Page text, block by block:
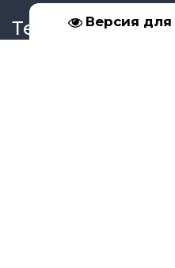
Версия
Телефон